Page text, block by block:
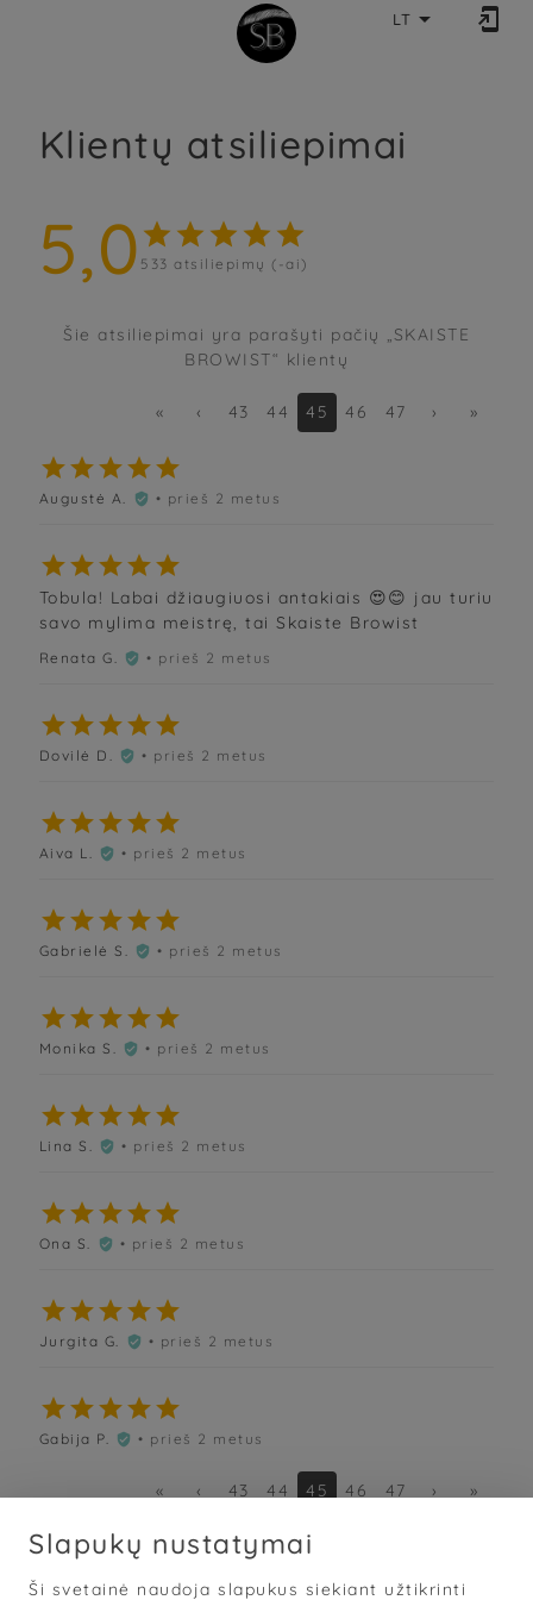
LT  
Klientų atsiliepimai
5,0     
533 atsiliepimų (-ai)
Šie atsiliepimai yra parašyti pačių „SKAISTE
BROWIST“ klientų
« ‹ 43 44 45 46 47 › »

Augustė A.  • prieš 2 metus

Tobula! Labai džiaugiuosi antakiais 😍😊 jau turiu
savo mylima meistrę, tai Skaiste Browist
Renata G.  • prieš 2 metus

Dovilė D.  • prieš 2 metus

Aiva L.  • prieš 2 metus

Gabrielė S.  • prieš 2 metus

Monika S.  • prieš 2 metus

Lina S.  • prieš 2 metus

Ona S.  • prieš 2 metus

Jurgita G.  • prieš 2 metus

Gabija P.  • prieš 2 metus
« ‹ 43 44 45 46 47 › »
Slapukų nustatymai
Ši svetainė naudoja slapukus siekiant užtikrinti